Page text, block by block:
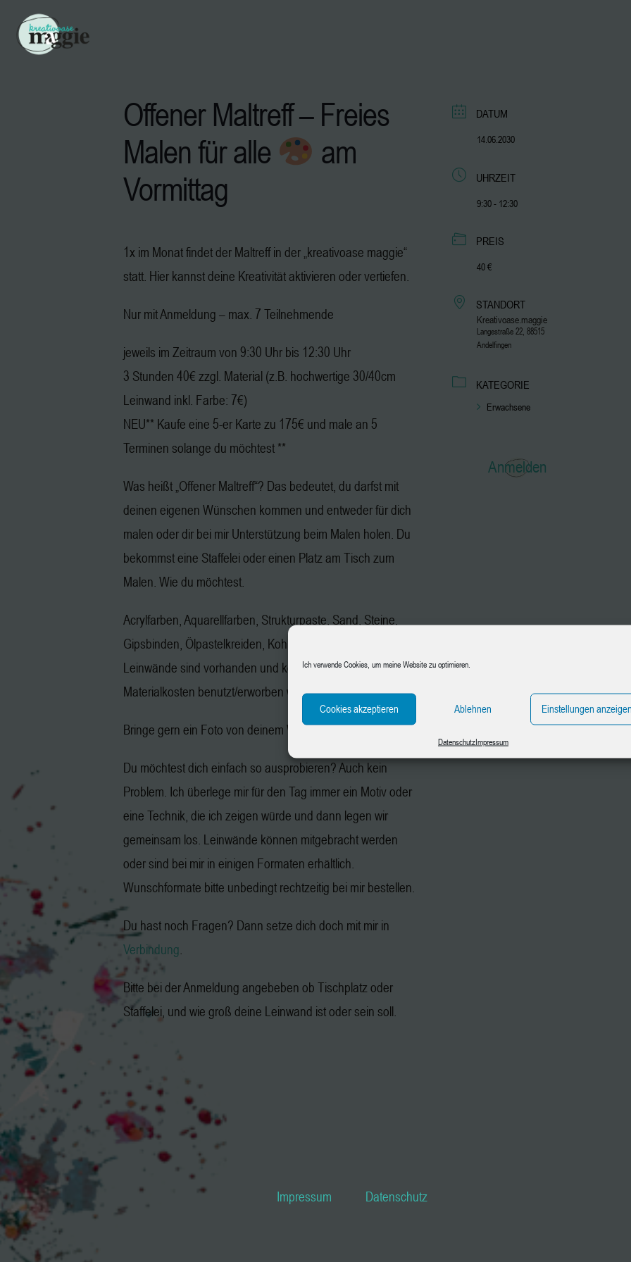
Ich verwende Cookies, um meine Website zu optimieren.
Cookies akzeptieren Ablehnen Einstellungen
DatenschutzImpressum
Offener Maltreff – Freies
Malen für alle
am
Vormittag
1x im Monat findet der Maltreff in der „kreativoase maggie“
statt. Hier kannst deine Kreativität aktivieren oder vertiefen.
Nur mit Anmeldung – max. 7 Teilnehmende
jeweils im Zeitraum von 9:30 Uhr bis 12:30 Uhr
3 Stunden 40€ zzgl. Material (z.B. hochwertige 30/40cm
Leinwand inkl. Farbe: 7€)
NEU** Kaufe eine 5-er Karte zu 175€ und male an 5
Terminen solange du möchtest **
Was heißt „Offener Maltreff“? Das bedeutet, du darfst mit
deinen eigenen Wünschen kommen und entweder für dich
malen oder dir bei mir Unterstützung beim Malen holen. Du
bekommst eine Staffelei oder einen Platz am Tisch zum
Malen. Wie du möchtest.
Acrylfarben, Aquarellfarben, Strukturpaste, Sand, Steine,
Gipsbinden, Ölpastelkreiden, Kohle, Graphit, Papier und
Leinwände sind vorhanden und können gegen
Materialkosten benutzt/erworben werden.
Bringe gern ein Foto von deinem Wunschmotiv mit.
Du möchtest dich einfach so ausprobieren? Auch kein
Problem. Ich überlege mir für den Tag immer ein Motiv oder
eine Technik, die ich zeigen würde und dann legen wir
gemeinsam los. Leinwände können mitgebracht werden
oder sind bei mir in einigen Formaten erhältlich.
Wunschformate bitte unbedingt rechtzeitig bei mir bestellen.
Du hast noch Fragen? Dann setze dich doch mit mir in
Verbindung
Bitte bei der Anmeldung angebeben ob Tischplatz oder
Staffelei, und wie groß deine Leinwand ist oder sein soll.
DATUM
14.06.2030
UHRZEIT
9:30 - 12:30
PREIS
40 €
STANDORT
Kreativoase.maggie
Langestraße 22, 88515
Andelfingen
KATEGORIE
Erwachsene
Anmelden
Impressum Datenschutz